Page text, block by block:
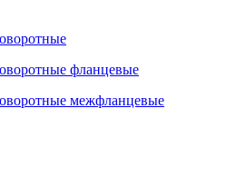
фланцевые
межфланцевые